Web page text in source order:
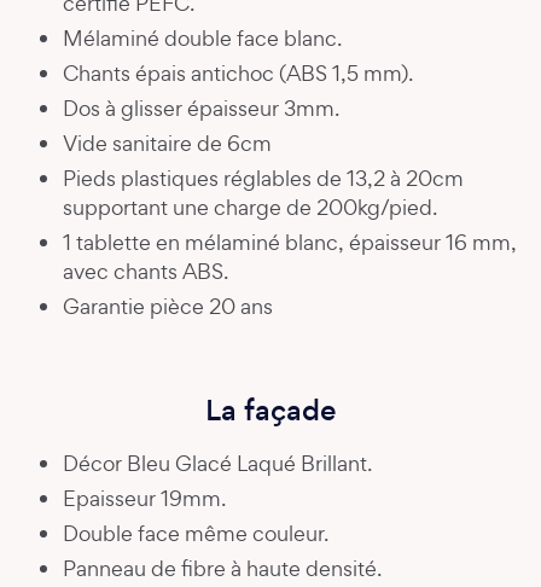
Mélaminé double face blanc.
Chants épais antichoc (ABS 1,5 mm).
Dos à glisser épaisseur 3mm.
Vide sanitaire de 6cm
Pieds plastiques réglables de 13,2 à 20cm
supportant une charge de 200kg/pied.
1 tablette en mélaminé blanc, épaisseur 16 mm,
avec chants ABS.
Garantie pièce 20 ans
La façade
Décor Bleu Glacé Laqué Brillant.
Epaisseur 19mm.
Double face même couleur.
Panneau de fibre à haute densité.